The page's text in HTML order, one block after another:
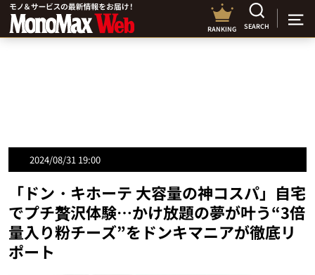
RANKING SEARCH
2024/08/31 19:00
「ドン・キホーテ 大容量の神コスパ」自宅
でプチ贅沢体験…かけ放題の夢が叶う“3倍
量入り粉チーズ”をドンキマニアが徹底リ
ポート